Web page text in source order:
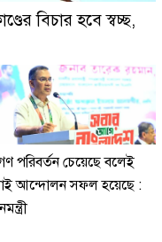
বিচার হবে স্বচ্ছ,
পরিবর্তন চেয়েছে বলেই
আন্দোলন সফল হয়েছে :